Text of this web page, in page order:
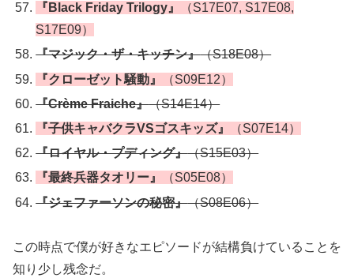
『Black Friday Trilogy』
（S17E07, S17E08,
S17E09）
『マジック・ザ・キッチン』（S18E08）
『クローゼット騒動』
（S09E12）
『Crème Fraiche』（S14E14）
『子供キャバクラVSゴスキッズ』
（S07E14）
『ロイヤル・プディング』（S15E03）
『最終兵器タオリー』
（S05E08）
『ジェファーソンの秘密』（S08E06）
この時点で僕が好きなエピソードが結構負けていることを
知り少し残念だ。